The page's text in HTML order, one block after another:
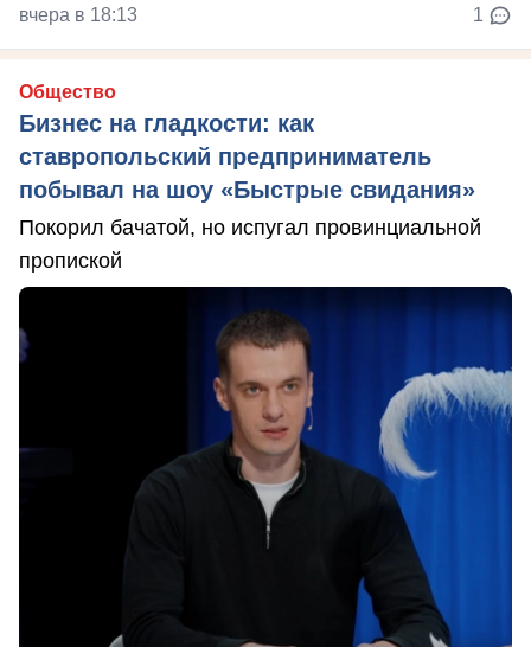
вчера в 18:13 1
Общество
Бизнес на гладкости: как
ставропольский предприниматель
побывал на шоу «Быстрые свидания»
Покорил бачатой, но испугал провинциальной
пропиской